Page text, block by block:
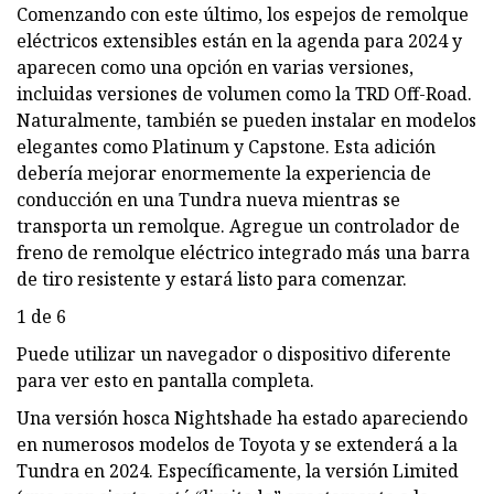
Comenzando con este último, los espejos de remolque
eléctricos extensibles están en la agenda para 2024 y
aparecen como una opción en varias versiones,
incluidas versiones de volumen como la TRD Off-Road.
Naturalmente, también se pueden instalar en modelos
elegantes como Platinum y Capstone. Esta adición
debería mejorar enormemente la experiencia de
conducción en una Tundra nueva mientras se
transporta un remolque. Agregue un controlador de
freno de remolque eléctrico integrado más una barra
de tiro resistente y estará listo para comenzar.
1 de 6
Puede utilizar un navegador o dispositivo diferente
para ver esto en pantalla completa.
Una versión hosca Nightshade ha estado apareciendo
en numerosos modelos de Toyota y se extenderá a la
Tundra en 2024. Específicamente, la versión Limited